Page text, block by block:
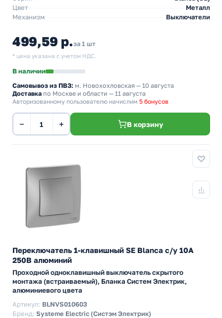
Цвет
Металл
Механизм
Выключатели
499,59 р.за 1 шт
* цена указана с учетом НДС.
В наличии
Самовывоз из ПВЗ: м. Новохохловская — 10 августа
Доставка по Москве и области — 11 августа
Авторизованному пользователю начислим 5 бонусов
− + В корзину
Переключатель 1-клавишный SE Blanca с/у 10A
250В алюминий
Проходной одноклавишный выключатель скрытого
монтажа (встраиваемый), Бланка Систем Электрик,
алюминиевого цвета
Артикул: BLNVS010603
Бренд: Systeme Electric (Систэм Электрик)